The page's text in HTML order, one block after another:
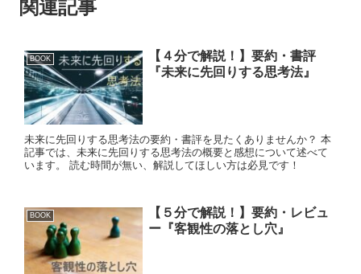
関連記事
BOOK
【４分で解説！】要約・書評
『未来に先回りする思考法』
未来に先回りする思考法の要約・書評を見たくありませんか？ 本
記事では、未来に先回りする思考法の概要と感想について述べて
います。 読む時間が無い、解説してほしい方は必見です！
BOOK
【５分で解説！】要約・レビュ
ー『客観性の落とし穴』